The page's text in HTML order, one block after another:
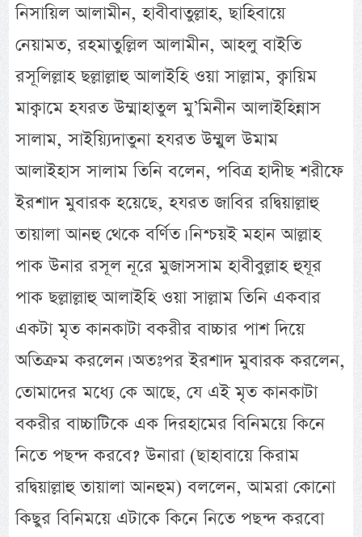
নিসায়িল আলামীন, হাবীবাতুল্লাহ, ছাহিবায়ে
নেয়ামত, রহমাতুল্লিল আলামীন, আহলু বাইতি
রসূলিল্লাহ ছল্লাল্লাহু আলাইহি ওয়া সাল্লাম, ক্বায়িম
মাক্বামে হযরত উম্মাহাতুল মু’মিনীন আলাইহিন্নাস
সালাম, সাইয়্যিদাতুনা হযরত উম্মুল উমাম
আলাইহাস সালাম তিনি বলেন, পবিত্র হাদীছ শরীফে
ইরশাদ মুবারক হয়েছে, হযরত জাবির রদ্বিয়াল্লাহু
তায়ালা আনহু থেকে বর্ণিত। নিশ্চয়ই মহান আল্লাহ
পাক উনার রসূল নূরে মুজাসসাম হাবীবুল্লাহ হুযূর
পাক ছল্লাল্লাহু আলাইহি ওয়া সাল্লাম তিনি একবার
একটা মৃত কানকাটা বকরীর বাচ্চার পাশ দিয়ে
অতিক্রম করলেন। অতঃপর ইরশাদ মুবারক করলেন,
তোমাদের মধ্যে কে আছে, যে এই মৃত কানকাটা
বকরীর বাচ্চাটিকে এক দিরহামের বিনিময়ে কিনে
নিতে পছন্দ করবে? উনারা (ছাহাবায়ে কিরাম
রদ্বিয়াল্লাহু তায়ালা আনহুম) বললেন, আমরা কোনো
কিছুর বিনিময়ে এটাকে কিনে নিতে পছন্দ করবো